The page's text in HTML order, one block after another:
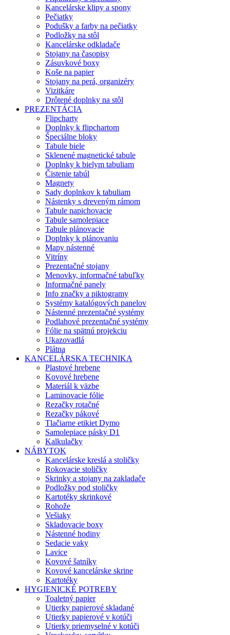
Kancelárske klipy a spony
Pečiatky
Podušky a farby na pečiatky
Podložky na stôl
Kancelárske odkladače
Stojany na časopisy
Zásuvkové boxy
Koše na papier
Stojany na perá, organizéry
Vizitkáre
Drôtené doplnky na stôl
PREZENTÁCIA
Flipcharty
Doplnky k flipchartom
Špeciálne bloky
Tabule biele
Sklenené magnetické tabule
Doplnky k bielym tabuliam
Čistenie tabúl
Magnety
Sady doplnkov k tabuliam
Nástenky s dreveným rámom
Tabule napichovacie
Tabule samolepiace
Tabule plánovacie
Doplnky k plánovaniu
Mapy nástenné
Vitríny
Prezentačné stojany
Menovky, informačné tabuľky
Informačné panely
Info značky a piktogramy
Systémy katalógových panelov
Nástenné prezentačné systémy
Podlahové prezentačné systémy
Fólie na spätnú projekciu
Ukazovadlá
Plátna
KANCELÁRSKA TECHNIKA
Plastové hrebene
Kovové hrebene
Materiál k väzbe
Laminovacie fólie
Rezačky rotačné
Rezačky pákové
Tlačiarne etikiet Dymo
Samolepiace pásky D1
Kalkulačky
NÁBYTOK
Kancelárske kreslá a stoličky
Rokovacie stoličky
Skrinky a stojany na zakladače
Podložky pod stoličky
Kartotéky skrinkové
Rohože
Vešiaky
Skladovacie boxy
Nástenné hodiny
Sedacie vaky
Lavice
Kovové šatníky
Kovové kancelárske skrine
Kartotéky
HYGIENICKÉ POTREBY
Toaletný papier
Utierky papierové skladané
Utierky papierové v kotúči
Utierky priemyselné v kotúči